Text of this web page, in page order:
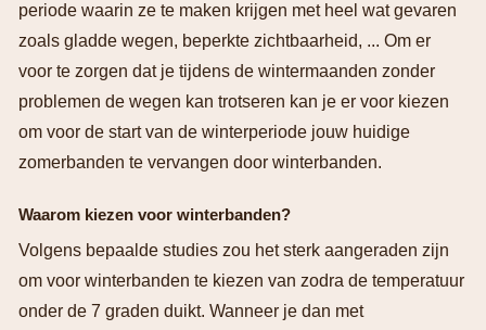
periode waarin ze te maken krijgen met heel wat gevaren
zoals gladde wegen, beperkte zichtbaarheid, ... Om er
voor te zorgen dat je tijdens de wintermaanden zonder
problemen de wegen kan trotseren kan je er voor kiezen
om voor de start van de winterperiode jouw huidige
zomerbanden te vervangen door winterbanden.
Waarom kiezen voor winterbanden?
Volgens bepaalde studies zou het sterk aangeraden zijn
om voor winterbanden te kiezen van zodra de temperatuur
onder de 7 graden duikt. Wanneer je dan met